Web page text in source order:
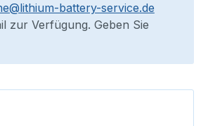
battery-service.de
zur Verfügung. Geben Sie